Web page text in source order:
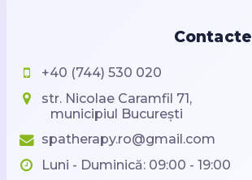
Contacte
+40 (744) 530 020
str. Nicolae Caramfil 71,
municipiul București
spatherapy.ro@gmail.com
Luni - Duminică: 09:00 - 19:00